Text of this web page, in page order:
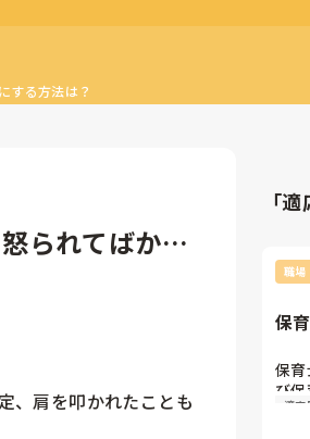
する方法は？
られてばかり
、肩を叩かれたことも
「
職場
保
保
び
彼
適応